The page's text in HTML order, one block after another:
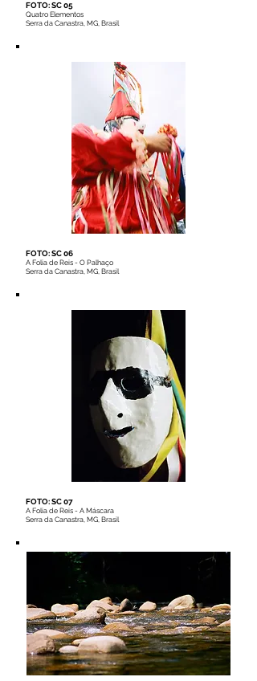
FOTO: SC 05
Quatro Elementos
Serra da Canastra, MG, Brasil
FOTO: SC 06
A Folia de Reis - O Palhaço
Serra da Canastra, MG, Brasil
FOTO: SC 07
A Folia de Reis - A Máscara
Serra da Canastra, MG, Brasil